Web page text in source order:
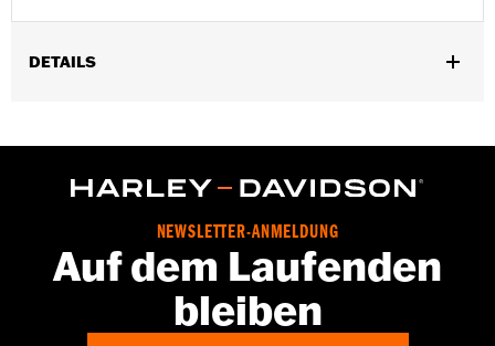
DETAILS
Installationsanleitung
www.h-d.com/warrantyNEWSLETTER-ANMELDUNG
Auf dem Laufenden
bleiben